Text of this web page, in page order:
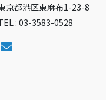
京都港区東麻布1-23-8
: 03-3583-0528